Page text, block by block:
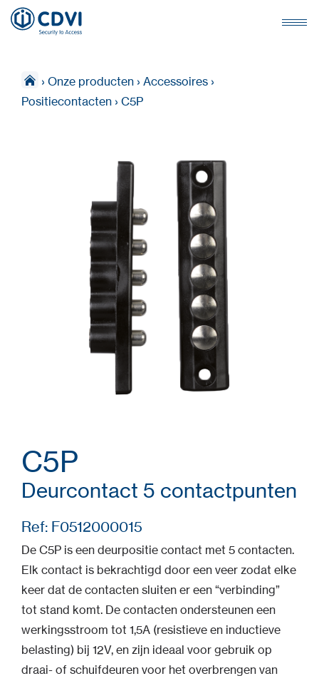
› Onze producten › Accessoires ›
Positiecontacten › C5P
C5P
Deurcontact 5 contactpunten
Ref: F0512000015
De C5P is een deurpositie contact met 5 contacten.
Elk contact is bekrachtigd door een veer zodat elke
keer dat de contacten sluiten er een “verbinding”
tot stand komt. De contacten ondersteunen een
werkingsstroom tot 1,5A (resistieve en inductieve
belasting) bij 12V, en zijn ideaal voor gebruik op
draai- of schuifdeuren voor het overbrengen van